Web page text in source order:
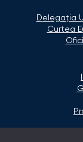
Delegaţia
Curtea